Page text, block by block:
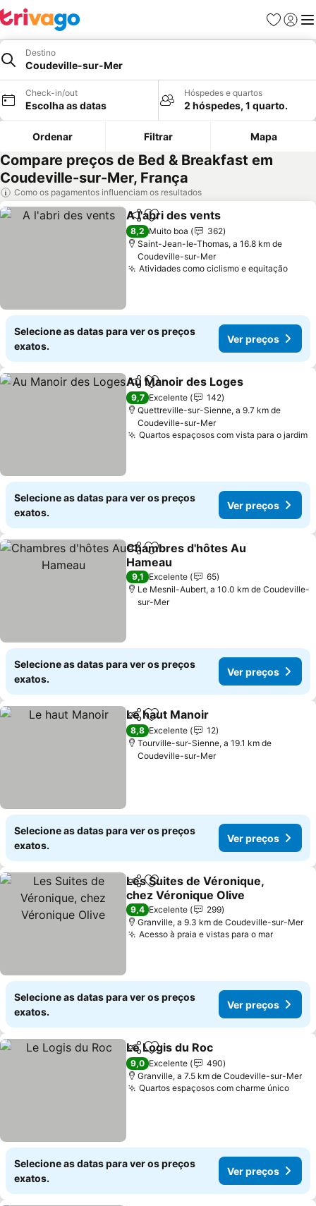
Favoritos
Iniciar
Destino
Coudeville-sur-Mer
Check-in/out
Escolha as datas
Hóspedes e quartos
2 hóspedes, 1 quarto.
Ordenar Filtrar Mapa
Compare preços de Bed & Breakfast em
Coudeville-sur-Mer, França
Como os pagamentos influenciam os resultados
PartilharAdicionar aos favoritos
A l'abri des vents
8,2 Muito boa
362
Saint-Jean-le-Thomas, a 16.8 km de
Coudeville-sur-Mer
Atividades como ciclismo e equitaçãoVer
Selecione as datas para ver os preços
exatos.
Ver preços
PartilharAdicionar aos favoritos
Au Manoir des Loges
9,7 Excelente
142
Quettreville-sur-Sienne, a 9.7 km de
Coudeville-sur-Mer
Quartos espaçosos com vista para o jardim
Selecione as datas para ver os preços
exatos.
Ver preços
PartilharAdicionar aos favoritos
Chambres d'hôtes Au
Hameau
Ver preços
9,1 Excelente
65
Le Mesnil-Aubert, a 10.0 km de Coudeville-
sur-Mer
Selecione as datas para ver os preços
exatos.
Ver preços
PartilharAdicionar aos favoritos
Le haut Manoir
8,8 Excelente
12
Tourville-sur-Sienne, a 19.1 km de
Coudeville-sur-Mer
Selecione as datas para ver os preços
exatos.
Ver preços
PartilharAdicionar aos favoritos
Les Suites de Véronique,
chez Véronique Olive
Ver preços
9,4 Excelente
299
Granville, a 9.3 km de Coudeville-sur-Mer
Acesso à praia e vistas para o marVer
Selecione as datas para ver os preços
exatos.
Ver preços
PartilharAdicionar aos favoritos
Le Logis du Roc
9,0 Excelente
490
Granville, a 7.5 km de Coudeville-sur-Mer
Quartos espaçosos com charme únicoVer
Selecione as datas para ver os preços
exatos.
Ver preços